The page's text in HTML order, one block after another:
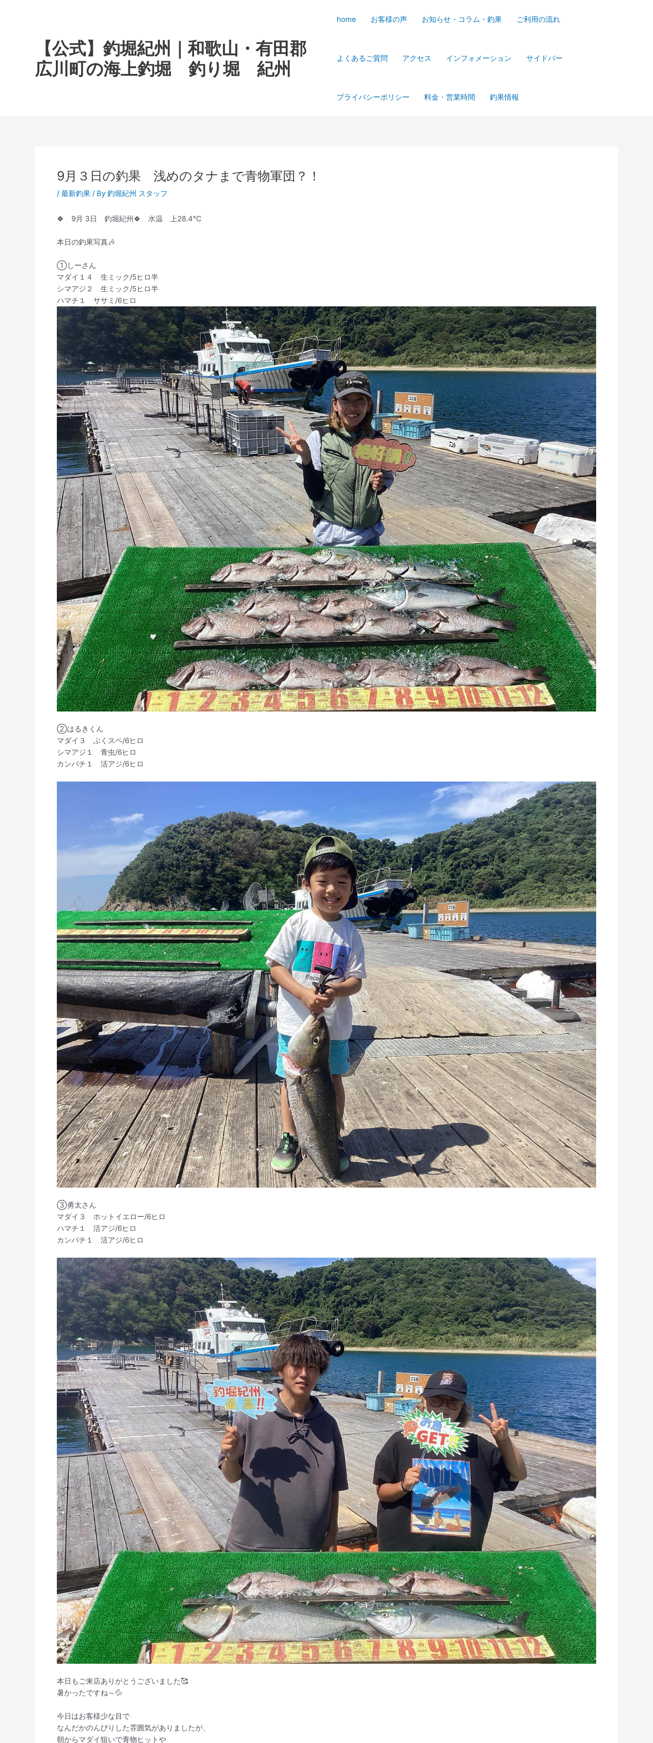
【公式】釣堀紀州｜和歌山・有田郡
広川町の海上釣堀 釣り堀 紀州
home お客様の声 お知らせ・コラム・釣果 ご利用の流れ
よくあるご質問 アクセス インフォメーション サイドバー
プライバシーポリシー 料金・営業時間 釣果情報
9月３日の釣果 浅めのタナまで青物軍団？！
/ 最新釣果 / By 釣堀紀州 スタッフ
🍀 9月 3日 釣堀紀州🍀 水温 上28.4℃
本日の釣果写真🎶
①しーさん
マダイ１４ 生ミック/5ヒロ半
シマアジ２ 生ミック/5ヒロ半
ハマチ１ ササミ/6ヒロ
②はるきくん
マダイ３ ぷくスペ/6ヒロ
シマアジ１ 青虫/6ヒロ
カンパチ１ 活アジ/6ヒロ
③勇太さん
マダイ３ ホットイエロー/6ヒロ
ハマチ１ 活アジ/6ヒロ
カンパチ１ 活アジ/6ヒロ
本日もご来店ありがとうございました🥰
暑かったですね～💦
今日はお客様少な目で
なんだかのんびりした雰囲気がありましたが、
朝からマダイ狙いで青物ヒットや